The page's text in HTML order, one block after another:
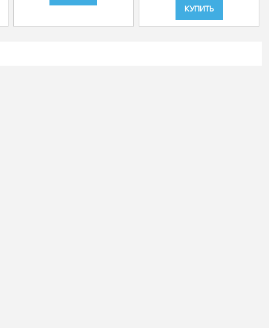
КУПИТЬ